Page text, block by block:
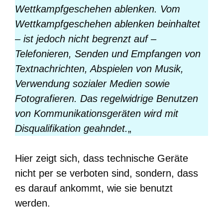
Wettkampfgeschehen ablenken. Vom
Wettkampfgeschehen ablenken beinhaltet
– ist jedoch nicht begrenzt auf –
Telefonieren, Senden und Empfangen von
Textnachrichten, Abspielen von Musik,
Verwendung sozialer Medien sowie
Fotografieren. Das regelwidrige Benutzen
von Kommunikationsgeräten wird mit
Disqualifikation geahndet.„
Hier zeigt sich, dass technische Geräte
nicht per se verboten sind, sondern, dass
es darauf ankommt, wie sie benutzt
werden.